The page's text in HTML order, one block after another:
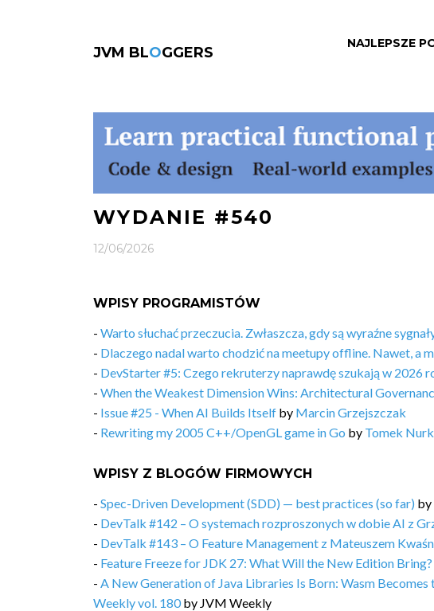
JVM BLOGGERS
NAJLEPSZE
WYDANIE #540
12/06/2026
WPISY PROGRAMISTÓW
- Warto słuchać przeczucia. Zwłaszcza, gdy są wyraźne
- Dlaczego nadal warto chodzić na meetupy offline. Nawet, a
- DevStarter #5: Czego rekruterzy naprawdę szukają w 2026
- When the Weakest Dimension Wins: Architectural
- Issue #25 - When AI Builds Itself by Marcin Grzejszczak
- Rewriting my 2005 C++/OpenGL game in Go by Tomek
WPISY Z BLOGÓW FIRMOWYCH
- Spec-Driven Development (SDD) — best practices (so far) by
- DevTalk #142 – O systemach rozproszonych w dobie AI z
- DevTalk #143 – O Feature Management z Mateuszem
- Feature Freeze for JDK 27: What Will the New Edition
- A New Generation of Java Libraries Is Born: Wasm
Weekly vol. 180by JVM Weekly